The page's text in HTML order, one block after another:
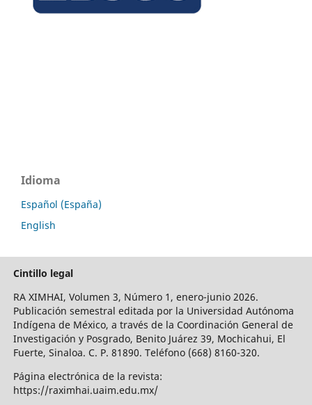
Idioma
Español (España)
English
Cintillo legal
RA XIMHAI, Volumen 3, Número 1, enero-junio 2026.
Publicación semestral editada por la Universidad Autónoma
Indígena de México, a través de la Coordinación General de
Investigación y Posgrado, Benito Juárez 39, Mochicahui, El
Fuerte, Sinaloa. C. P. 81890. Teléfono (668) 8160-320.
Página electrónica de la revista:
https://raximhai.uaim.edu.mx/